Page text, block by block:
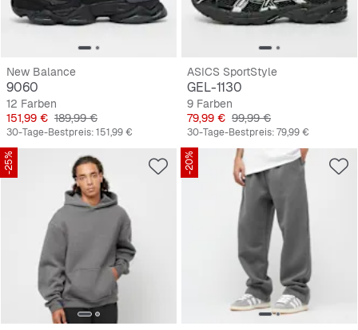
New Balance
9060
12 Farben
Preis
151,99 € Originalpreis
189,99 €
30-Tage-Bestpreis:151,99 €
ASICS SportStyle
GEL-1130
9 Farben
Preis
79,99 € Originalpreis
99,99 €
30-Tage-Bestpreis:79,99 €
-25% -20%